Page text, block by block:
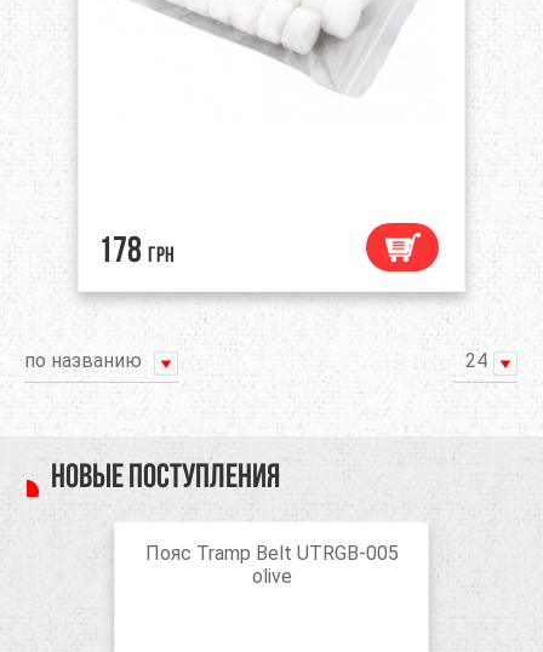
178 грн
по названию 24
Новые поступления
Пояс Tramp Belt UTRGB-005
olive